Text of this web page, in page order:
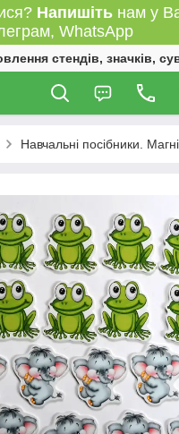
Напишітьнам у
WhatsApp
стендів, значків,
Навчальні посібники.